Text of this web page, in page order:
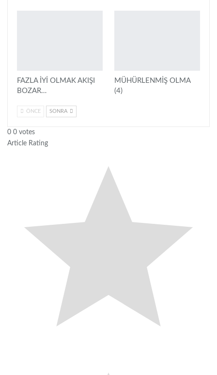
FAZLA İYİ OLMAK AKIŞI
BOZAR…
MÜHÜRLENMİŞ OLMA
(4)
ÖNCE SONRA
0 0 votes
Article Rating